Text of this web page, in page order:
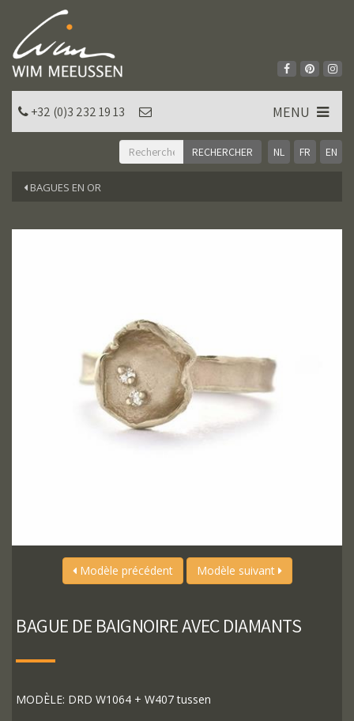
NL FR EN
+32 (0)3 232 19 13 MENU
BAGUES EN OR
Modèle précédent Modèle suivant
BAGUE DE BAIGNOIRE AVEC DIAMANTS
MODÈLE: DRD W1064 + W407 tussen